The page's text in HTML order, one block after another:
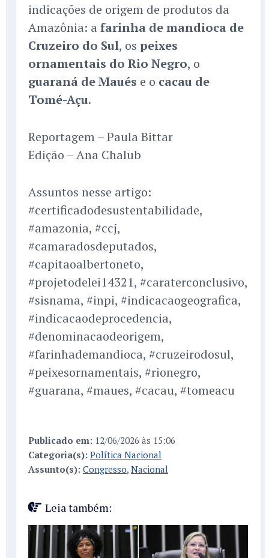
indicações de origem de produtos da
Amazônia: a farinha de mandioca de
Cruzeiro do Sul, os peixes
ornamentais do Rio Negro, o
guaraná de Maués e o cacau de
Tomé-Açu.
Reportagem – Paula Bittar
Edição – Ana Chalub
Assuntos nesse artigo:
#certificadodesustentabilidade,
#amazonia, #ccj,
#camaradosdeputados,
#capitaoalbertoneto,
#projetodelei14321, #caraterconclusivo,
#sisnama, #inpi, #indicacaogeografica,
#indicacaodeprocedencia,
#denominacaodeorigem,
#farinhademandioca, #cruzeirodosul,
#peixesornamentais, #rionegro,
#guarana, #maues, #cacau, #tomeacu
Publicado em: 12/06/2026 às 15:06
Categoria(s): Política Nacional
Assunto(s): Congresso, Nacional
Leia também: